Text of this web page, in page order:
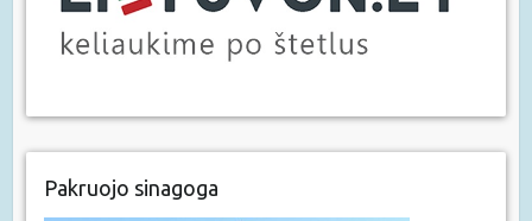
Pakruojo sinagoga